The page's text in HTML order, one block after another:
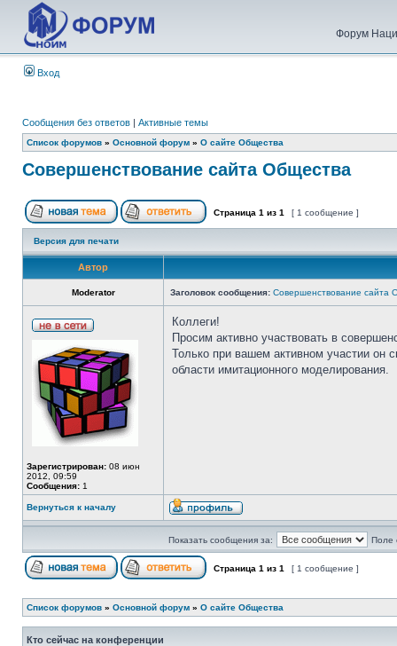
Форум
Вход
Сообщения без ответов | Активные темы
Список форумов » Основной форум » О сайте Общества
Совершенствование сайта Общества
Страница 1 из 1 [ 1 сообщение ]
Версия для печати
Автор
Moderator Заголовок сообщения: Совершенствование сайта
Зарегистрирован: 08 июн
2012, 09:59
Сообщения: 1
Коллеги!
Просим активно участвовать в
Только при вашем активном участии он
области имитационного моделирования.
Вернуться к началу
Показать сообщения за: Поле
Страница 1 из 1 [ 1 сообщение ]
Список форумов » Основной форум » О сайте Общества
Кто сейчас на конференции